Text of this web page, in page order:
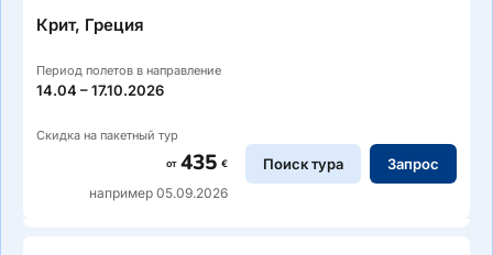
Крит, Греция
Период полетов в направление
14.04 – 17.10.2026
Скидка на пакетный тур
от 435 €
например 05.09.2026
Поиск тура Запрос